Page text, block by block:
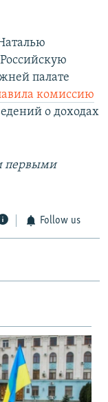
палате
комиссию
о доходах
первыми
Follow us